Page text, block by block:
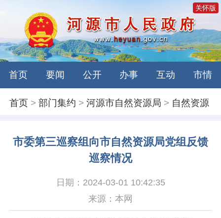
关怀版
首页 要闻 公开 办事 互动 市情
首页 >部门集约 >河源市自然资源局 > 自然资源
市委第三巡察组向市自然资源局党组反馈
巡察情况
日期：2024-03-01 10:42:35
来源：本网